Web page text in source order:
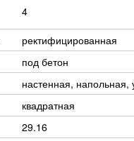
4
ректифицированная
под бетон
настенная, напольная,
квадратная
29.16